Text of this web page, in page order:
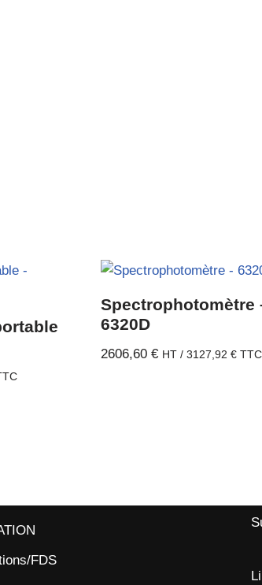
Spectrophotomètre
6320D
2606,60€ HT /3127,92€ TTC
FDS